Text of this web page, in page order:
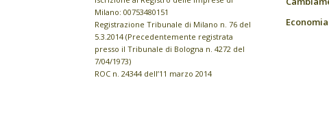
Milano: 00753480151
Registrazione Tribunale di Milano n. 76 del
5.3.2014 (Precedentemente registrata
presso il Tribunale di Bologna n. 4272 del
7/04/1973)
ROC n. 24344 dell’11 marzo 2014